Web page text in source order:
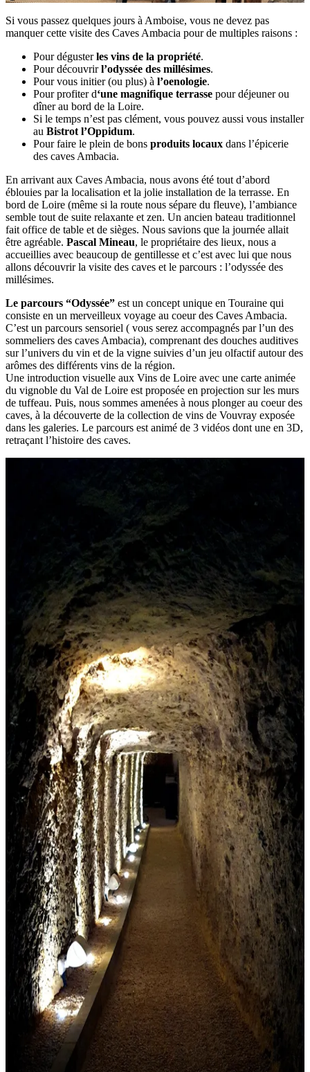
Si vous passez quelques jours à Amboise, vous ne devez pas
manquer cette visite des Caves Ambacia pour de multiples raisons :
Pour dégusterles vins de la propriété.
Pour découvrirl’odyssée des millésimes.
Pour vous initier (ou plus) à l’oenologie.
Pour profiter d‘une magnifique terrasse pour déjeuner ou
dîner au bord de la Loire.
Si le temps n’est pas clément, vous pouvez aussi vous installer
au Bistrot l’Oppidum.
Pour faire le plein de bons produits locaux dans l’épicerie
des caves Ambacia.
En arrivant aux Caves Ambacia, nous avons été tout d’abord
éblouies par la localisation et la jolie installation de la terrasse. En
bord de Loire (même si la route nous sépare du fleuve), l’ambiance
semble tout de suite relaxante et zen. Un ancien bateau traditionnel
fait office de table et de sièges. Nous savions que la journée allait
être agréable. Pascal Mineau, le propriétaire des lieux, nous a
accueillies avec beaucoup de gentillesse et c’est avec lui que nous
allons découvrir la visite des caves et le parcours : l’odyssée des
millésimes.
Le parcours “Odyssée” est un concept unique en Touraine qui
consiste en un merveilleux voyage au coeur des Caves Ambacia.
C’est un parcours sensoriel ( vous serez accompagnés par l’un des
sommeliers des caves Ambacia), comprenant des douches auditives
sur l’univers du vin et de la vigne suivies d’un jeu olfactif autour des
arômes des différents vins de la région.
Une introduction visuelle aux Vins de Loire avec une carte animée
du vignoble du Val de Loire est proposée en projection sur les murs
de tuffeau. Puis, nous sommes amenées à nous plonger au coeur des
caves, à la découverte de la collection de vins de Vouvray exposée
dans les galeries. Le parcours est animé de 3 vidéos dont une en 3D,
retraçant l’histoire des caves.